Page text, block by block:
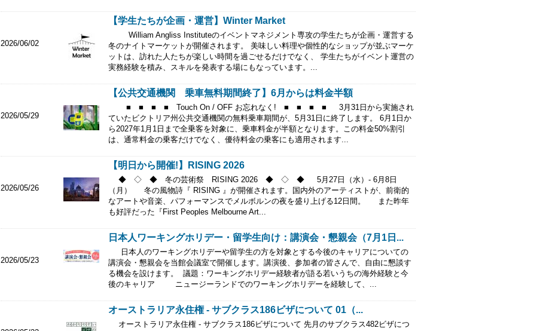
2026/06/02
【学生たちが企画・運営】Winter Market
William Angliss Instituteのイベントマネジメント専攻の学生たちが企画・運営する
冬のナイトマーケットが開催されます。 美味しい料理や個性的なショップが並ぶマーケ
ットは、訪れた人たちが楽しい時間を過ごせるだけでなく、 学生たちがイベント運営の
実務経験を積み、スキルを発表する場にもなっています。...
2026/05/29
【公共交通機関 乗車無料期間終了】6月からは料金半額
■ ■ ■ ■ Touch On / OFF お忘れなく! ■ ■ ■ ■ 3月31日から実施され
ていたビクトリア州公共交通機関の無料乗車期間が、5月31日に終了します。 6月1日か
ら2027年1月1日まで全乗客を対象に、乗車料金が半額となります。この料金50%割引
は、通常料金の乗客だけでなく、優待料金の乗客にも適用されます...
2026/05/26
【明日から開催!】RISING 2026
◆ ◇ ◆ 冬の芸術祭 RISING 2026 ◆ ◇ ◆ 5月27日（水）- 6月8日
（月） 冬の風物詩『 RISING 』が開催されます。国内外のアーティストが、前衛的
なアートや音楽、パフォーマンスでメルボルンの夜を盛り上げる12日間。 また昨年
も好評だった『First Peoples Melbourne Art...
2026/05/23
日本人ワーキングホリデー・留学生向け：講演会・懇親会（7月1日...
日本人のワーキングホリデーや留学生の方を対象とする今後のキャリアについての
講演会・懇親会を当館会議室で開催します。講演後、参加者の皆さんで、自由に懇談す
る機会を設けます。 議題：ワーキングホリデー経験者が語る若いうちの海外経験と今
後のキャリア ニュージーランドでのワーキングホリデーを経験して、...
オーストラリア永住権 - サブクラス186ビザについて 01（...
オーストラリア永住権 - サブクラス186ビザについて 先月のサブクラス482ビザにつ